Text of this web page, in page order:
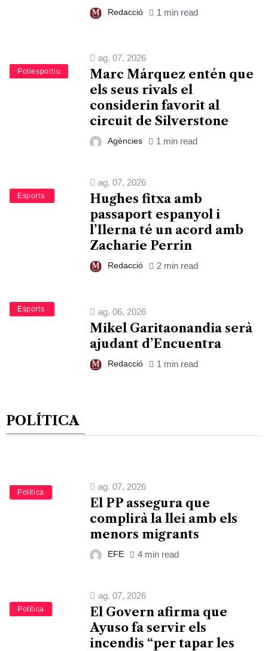
Redacció 1 min read
Esports
Poliesportiu
ag. 07, 2026
Marc Márquez entén que
els seus rivals el
considerin favorit al
circuit de Silverstone
Agències 1 min read
Bàsquet
Esports
ag. 07, 2026
Hughes fitxa amb
passaport espanyol i
l’Ilerna té un acord amb
Zacharie Perrin
Redacció 2 min read
Bàsquet
Esports ag. 06, 2026
Mikel Garitaonandia serà
ajudant d’Encuentra
Redacció 1 min read
POLÍTICA
Política
ag. 07, 2026
El PP assegura que
complirà la llei amb els
menors migrants
EFE 4 min read
Política
ag. 07, 2026
El Govern afirma que
Ayuso fa servir els
incendis “per tapar les